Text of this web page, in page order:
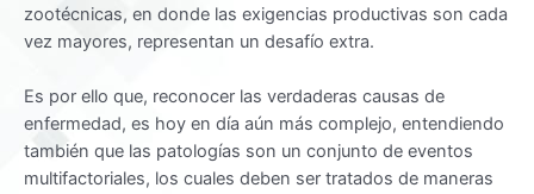
zootécnicas, en donde las exigencias productivas son cada
vez mayores, representan un desafío extra.
Es por ello que, reconocer las verdaderas causas de
enfermedad, es hoy en día aún más complejo, entendiendo
también que las patologías son un conjunto de eventos
multifactoriales, los cuales deben ser tratados de maneras